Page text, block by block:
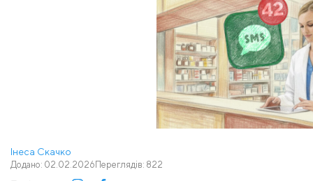
Інеса Скачко
Додано: 02.02.2026Переглядів: 822